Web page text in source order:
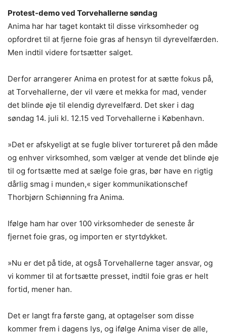
Protest-demo ved Torvehallerne søndag
Anima har har taget kontakt til disse virksomheder og
opfordret til at fjerne foie gras af hensyn til dyrevelfærden.
Men indtil videre fortsætter salget.
Derfor arrangerer Anima en protest for at sætte fokus på,
at Torvehallerne, der vil være et mekka for mad, vender
det blinde øje til elendig dyrevelfærd. Det sker i dag
søndag 14. juli kl. 12.15 ved Torvehallerne i København.
»Det er afskyeligt at se fugle bliver tortureret på den måde
og enhver virksomhed, som vælger at vende det blinde øje
til og fortsætte med at sælge foie gras, bør have en rigtig
dårlig smag i munden,« siger kommunikationschef
Thorbjørn Schiønning fra Anima.
Ifølge ham har over 100 virksomheder de seneste år
fjernet foie gras, og importen er styrtdykket.
»Nu er det på tide, at også Torvehallerne tager ansvar, og
vi kommer til at fortsætte presset, indtil foie gras er helt
fortid, mener han.
Det er langt fra første gang, at optagelser som disse
kommer frem i dagens lys, og ifølge Anima viser de alle,